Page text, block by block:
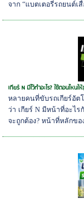
จาก “แบตเตอรี่รถยนต์เ
เกียร์ N มีไว้ทำอะไร? ใช้ตอนไหนใ
หลายคนที่ขับรถเกียร์อัต
ว่า เกียร์ N มีหน้าที่อะไ
จะถูกต้อง? หน้าที่หลักขอ